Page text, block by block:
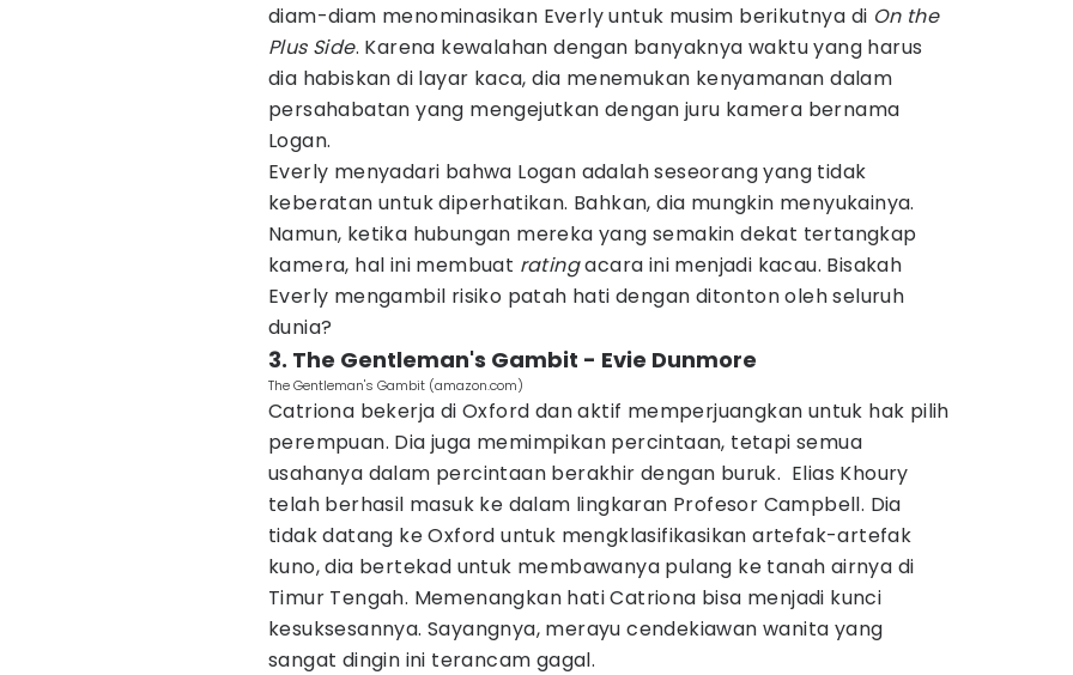
diam-diam menominasikan Everly untuk musim berikutnya di On the
Plus Side. Karena kewalahan dengan banyaknya waktu yang harus
dia habiskan di layar kaca, dia menemukan kenyamanan dalam
persahabatan yang mengejutkan dengan juru kamera bernama
Logan.
Everly menyadari bahwa Logan adalah seseorang yang tidak
keberatan untuk diperhatikan. Bahkan, dia mungkin menyukainya.
Namun, ketika hubungan mereka yang semakin dekat tertangkap
kamera, hal ini membuat ratingacara ini menjadi kacau. Bisakah
Everly mengambil risiko patah hati dengan ditonton oleh seluruh
dunia?
3. The Gentleman's Gambit - Evie Dunmore
The Gentleman's Gambit (amazon.com)
Catriona bekerja di Oxford dan aktif memperjuangkan untuk hak pilih
perempuan. Dia juga memimpikan percintaan, tetapi semua
usahanya dalam percintaan berakhir dengan buruk. Elias Khoury
telah berhasil masuk ke dalam lingkaran Profesor Campbell. Dia
tidak datang ke Oxford untuk mengklasifikasikan artefak-artefak
kuno, dia bertekad untuk membawanya pulang ke tanah airnya di
Timur Tengah. Memenangkan hati Catriona bisa menjadi kunci
kesuksesannya. Sayangnya, merayu cendekiawan wanita yang
sangat dingin ini terancam gagal.